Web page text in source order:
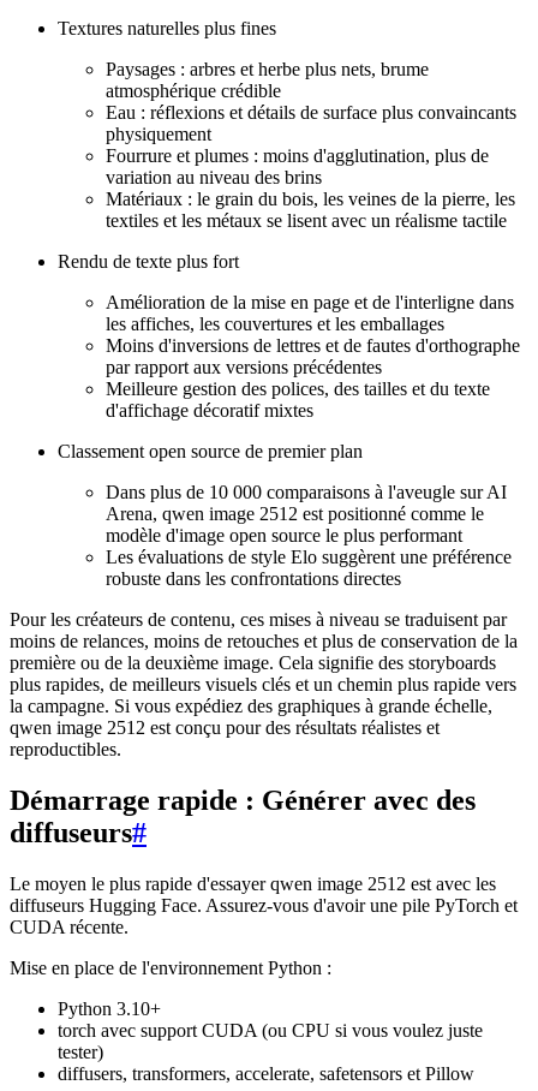
Textures naturelles plus fines
Paysages : arbres et herbe plus nets, brume
atmosphérique crédible
Eau : réflexions et détails de surface plus convaincants
physiquement
Fourrure et plumes : moins d'agglutination, plus de
variation au niveau des brins
Matériaux : le grain du bois, les veines de la pierre, les
textiles et les métaux se lisent avec un réalisme tactile
Rendu de texte plus fort
Amélioration de la mise en page et de l'interligne dans
les affiches, les couvertures et les emballages
Moins d'inversions de lettres et de fautes d'orthographe
par rapport aux versions précédentes
Meilleure gestion des polices, des tailles et du texte
d'affichage décoratif mixtes
Classement open source de premier plan
Dans plus de 10 000 comparaisons à l'aveugle sur AI
Arena, qwen image 2512 est positionné comme le
modèle d'image open source le plus performant
Les évaluations de style Elo suggèrent une préférence
robuste dans les confrontations directes
Pour les créateurs de contenu, ces mises à niveau se traduisent par
moins de relances, moins de retouches et plus de conservation de la
première ou de la deuxième image. Cela signifie des storyboards
plus rapides, de meilleurs visuels clés et un chemin plus rapide vers
la campagne. Si vous expédiez des graphiques à grande échelle,
qwen image 2512 est conçu pour des résultats réalistes et
reproductibles.
Démarrage rapide : Générer avec des
diffuseurs#
Le moyen le plus rapide d'essayer qwen image 2512 est avec les
diffuseurs Hugging Face. Assurez-vous d'avoir une pile PyTorch et
CUDA récente.
Mise en place de l'environnement Python :
Python 3.10+
torch avec support CUDA (ou CPU si vous voulez juste
tester)
diffusers, transformers, accelerate, safetensors et Pillow